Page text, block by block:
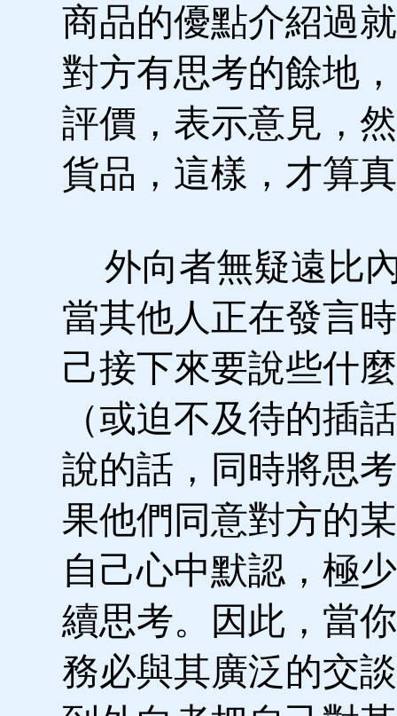
商品的優點介紹過
對方有思考的餘地
評價，表示意見，
貨品，這樣，才算
外向者無疑遠比
當其他人正在發言
己接下來要說些什
（或迫不及待的插
說的話，同時將思
果他們同意對方的
自己心中默認，極
續思考。因此，當
務必與其廣泛的交